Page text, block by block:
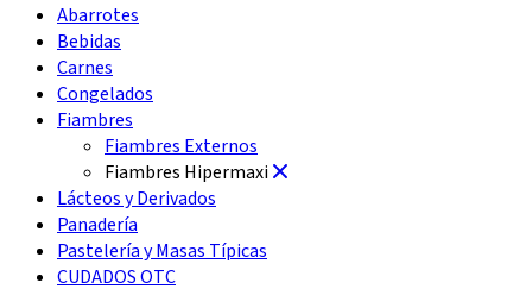
Abarrotes
Bebidas
Carnes
Congelados
Fiambres
Fiambres Externos
Fiambres Hipermaxi
Lácteos y Derivados
Panadería
Pastelería y Masas Típicas
CUDADOS OTC